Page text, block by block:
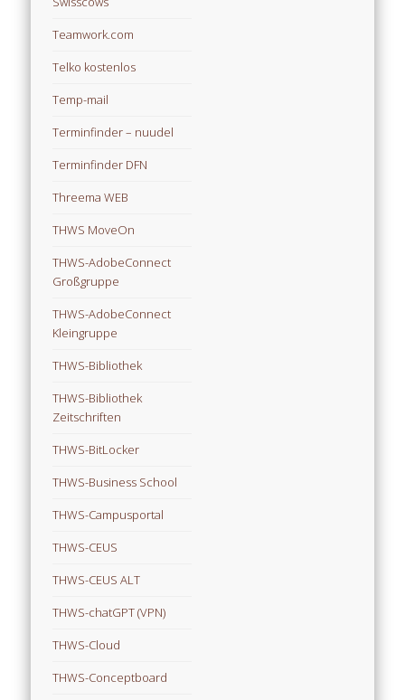
Teamwork.com
Telko kostenlos
Temp-mail
Terminfinder – nuudel
Terminfinder DFN
Threema WEB
THWS MoveOn
THWS-AdobeConnect
Großgruppe
THWS-AdobeConnect
Kleingruppe
THWS-Bibliothek
THWS-Bibliothek
Zeitschriften
THWS-BitLocker
THWS-Business School
THWS-Campusportal
THWS-CEUS
THWS-CEUS ALT
THWS-chatGPT (VPN)
THWS-Cloud
THWS-Conceptboard